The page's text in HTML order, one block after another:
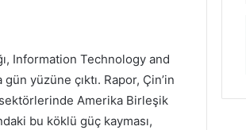
Information Technology and
yüzüne çıktı. Rapor, Çin’in
Amerika Birleşik
bu köklü güç kayması,